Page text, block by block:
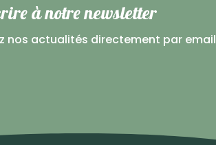
à notre newsletter
nos actualités directement par email